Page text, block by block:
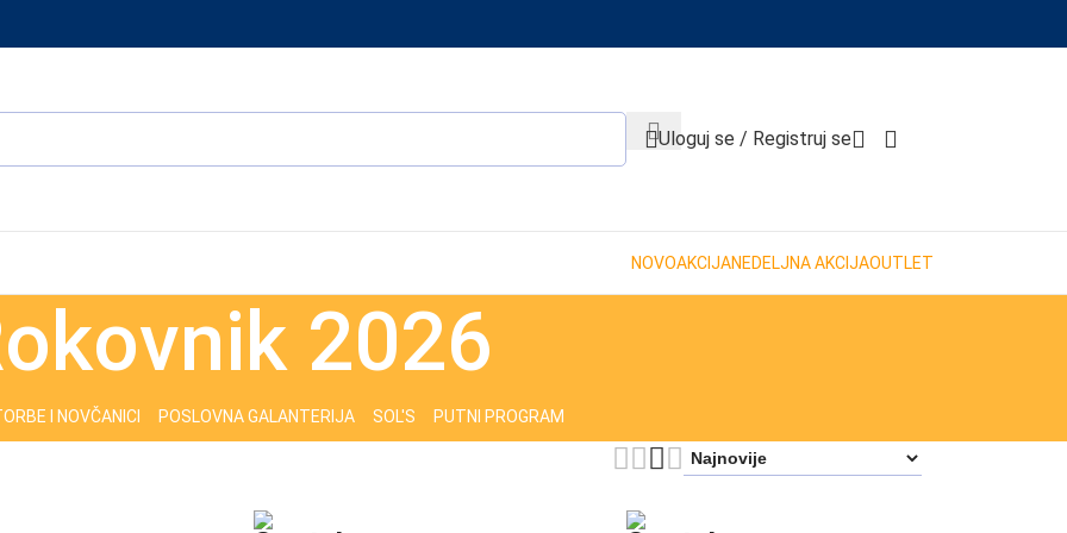
When autocomplete results are available use up and
Uloguj se / Registruj se
NOVOAKCIJANEDELJNA AKCIJAOUTLET
2026
I NOVČANICI POSLOVNA GALANTERIJA SOL'S PUTNI PROGRAM